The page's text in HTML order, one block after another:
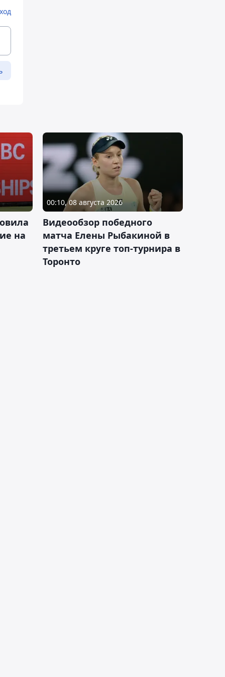
на
00:10, 08 августа 2026
Видеообзор победного
матча Елены Рыбакиной в
третьем круге топ-турнира в
Торонто